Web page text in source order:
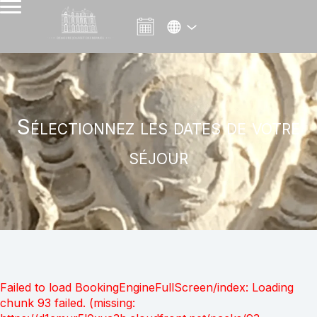
Sélectionnez les dates de votre
séjour
Failed to load BookingEngineFullScreen/index: Loading
chunk 93 failed. (missing: